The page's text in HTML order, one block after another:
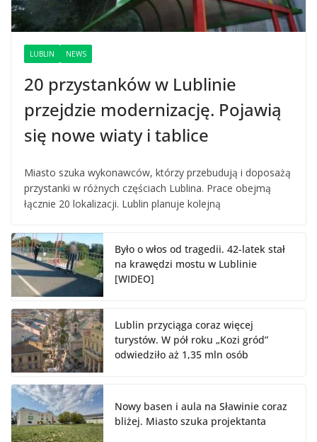
LUBLIN NEWS
20 przystanków w Lublinie
przejdzie modernizację. Pojawią
się nowe wiaty i tablice
Miasto szuka wykonawców, którzy przebudują i doposażą
przystanki w różnych częściach Lublina. Prace obejmą
łącznie 20 lokalizacji. Lublin planuje kolejną
Było o włos od tragedii. 42-latek stał
na krawędzi mostu w Lublinie
[WIDEO]
Lublin przyciąga coraz więcej
turystów. W pół roku „Kozi gród”
odwiedziło aż 1,35 mln osób
Nowy basen i aula na Sławinie coraz
bliżej. Miasto szuka projektanta